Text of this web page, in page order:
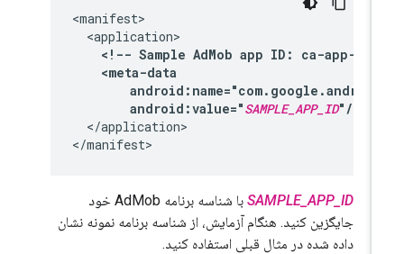
<!-- Sample AdMob app ID: ca-app-pub-
android:value="SAMPLE_APP_ID
</application>
SAMPLE_APP_ID
با شناسه برنامه AdMob خود
جایگزین کنید. هنگام آزمایش، از شناسه برنامه نمونه نشان
داده شده در مثال قبلی استفاده کنید.